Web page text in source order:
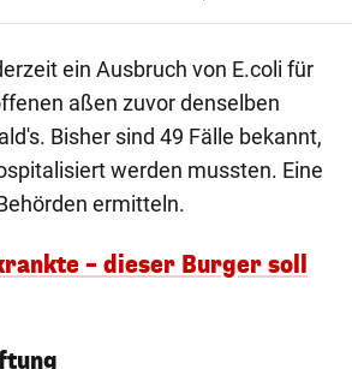
ein Ausbruch von E.coli für
aßen zuvor denselben
Bisher sind 49 Fälle bekannt,
werden mussten. Eine
ermitteln.
– dieser Burger soll